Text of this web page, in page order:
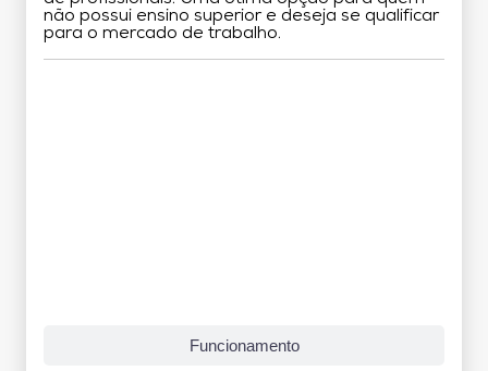
não possui ensino superior e deseja se qualificar
para o mercado de trabalho.
Funcionamento